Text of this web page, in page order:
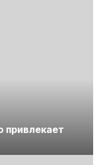
привлекает